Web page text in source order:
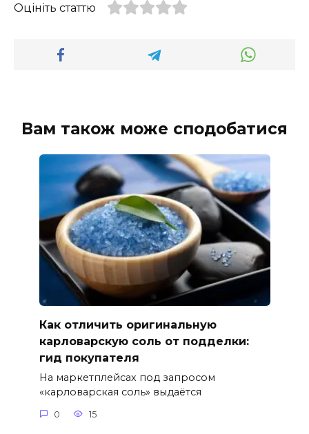
Оцініть статтю
Вам також може сподобатися
Как отличить оригинальную
карловарскую соль от подделки:
гид покупателя
На маркетплейсах под запросом
«карловарская соль» выдаётся
0 15